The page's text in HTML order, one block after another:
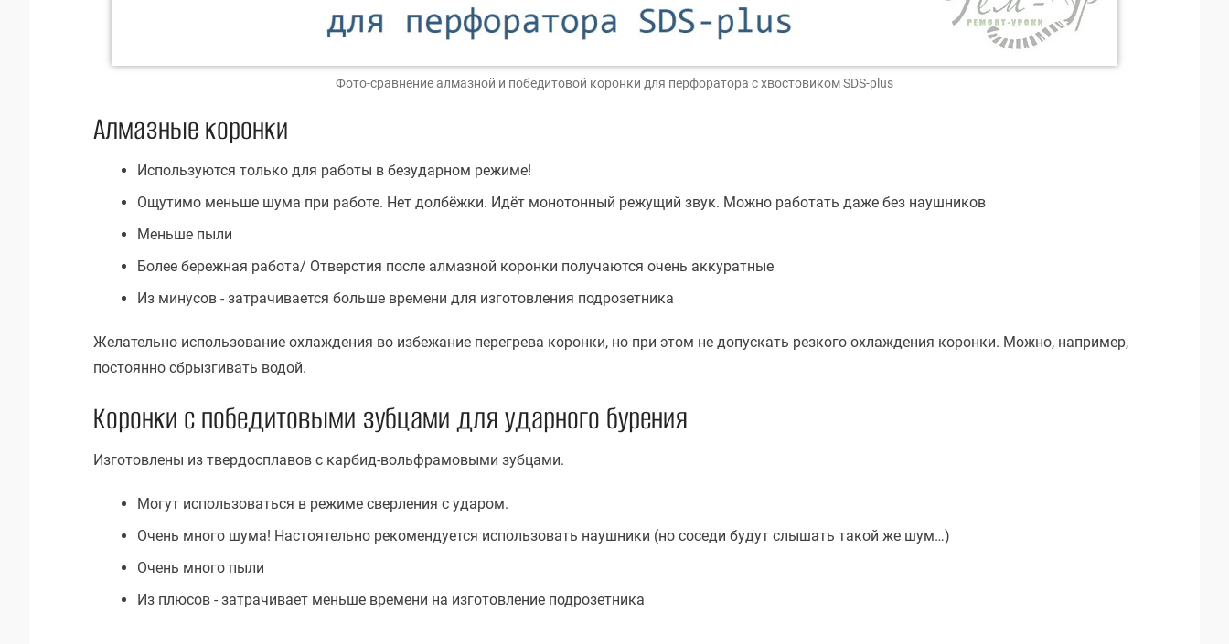
Фото-сравнение алмазной и победитовой коронки для перфоратора с хвостовиком SDS-plus
Алмазные коронки
Используются только для работы в безударном режиме!
Ощутимо меньше шума при работе. Нет долбёжки. Идёт монотонный режущий звук. Можно работать даже без наушников
Меньше пыли
Более бережная работа/ Отверстия после алмазной коронки получаются очень аккуратные
Из минусов - затрачивается больше времени для изготовления подрозетника
Желательно использование охлаждения во избежание перегрева коронки, но при этом не допускать резкого охлаждения коронки. Можно, например,
постоянно сбрызгивать водой.
Коронки с победитовыми зубцами для ударного бурения
Изготовлены из твердосплавов с карбид-вольфрамовыми зубцами.
Могут использоваться в режиме сверления с ударом.
Очень много шума! Настоятельно рекомендуется использовать наушники (но соседи будут слышать такой же шум…)
Очень много пыли
Из плюсов - затрачивает меньше времени на изготовление подрозетника